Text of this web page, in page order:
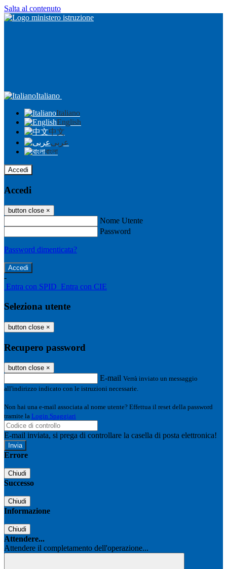
Salta al contenuto
Italiano
Italiano
English
中文
عربى
বাংলা
Accedi
Accedi
button close ×
Nome Utente
Password
Password dimenticata?
-
Entra con SPID Entra con CIE
Seleziona utente
button close ×
Recupero password
button close ×
E-mail Verrà inviato un messaggio
all'indirizzo indicato con le istruzioni necessarie.
Non hai una e-mail associata al nome utente? Effettua il reset della password
tramite la Login Spaggiari
E-mail inviata, si prega di controllare la casella di posta elettronica!
Errore
Chiudi
Successo
Chiudi
Informazione
Chiudi
Attendere...
Attendere il completamento dell'operazione...